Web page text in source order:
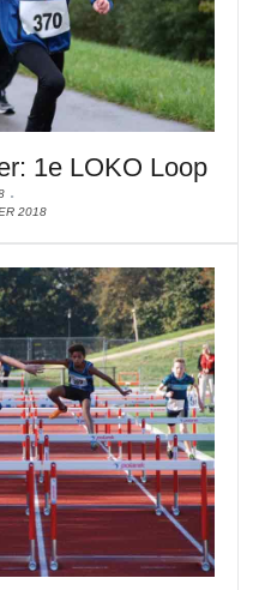
1e LOKO Loop
2018